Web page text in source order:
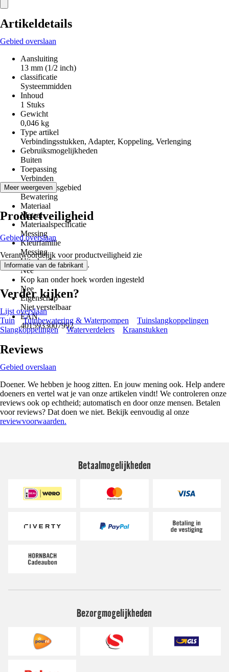
Artikeldetails
Gebied overslaan
Aansluiting
13 mm (1/2 inch)
classificatie
Systeemmidden
Inhoud
1 Stuks
Gewicht
0,046 kg
Type artikel
Verbindingsstukken, Adapter, Koppeling, Verlenging
Gebruiksmogelijkheden
Buiten
Toepassing
Verbinden
Toepassingsgebied
Bewatering
Materiaal
Metaal
Materiaalspecificatie
Messing
Kleurfamilie
Messing
Uitschuifbaar
Nee
Kop kan onder hoek worden ingesteld
Nee
Eigenschap
Niet verstelbaar
EAN
4015933007992
Meer weergeven
Productveiligheid
Gebied overslaan
Verantwoordelijk voor productveiligheid zie
Informatie van de fabrikant .
Verder kijken?
Lijst overslaan
Tuin
Tuinbewatering & Waterpompen
Tuinslangkoppelingen
Slangkoppelingen
Waterverdelers Kraanstukken
Reviews
Gebied overslaan
Doener. We hebben je hoog zitten. En jouw mening ook. Help andere
doeners en vertel wat je van onze artikelen vindt! We controleren onze
reviews ook op echtheid; automatisch en door onze mensen. Betalen
voor reviews? Dat doen we niet. Bekijk eenvoudig al onze
reviewvoorwaarden.
Betaalmogelijkheden
Bezorgmogelijkheden